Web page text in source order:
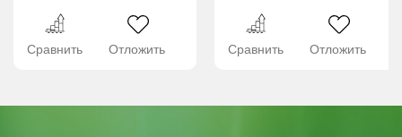
Сравнить Отложить Сравнить Отложить